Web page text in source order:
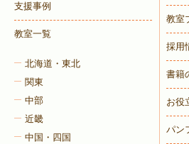
支援事例
教室一覧
北海道・東北
関東
中部
近畿
中国・四国
教室
採用
書籍
お役
パン